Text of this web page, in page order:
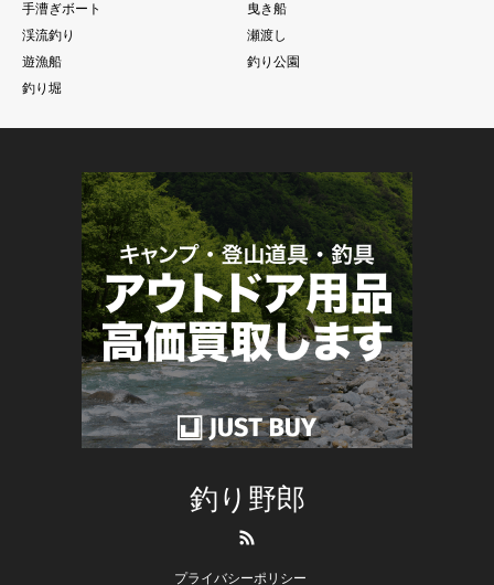
手漕ぎボート
曳き船
渓流釣り
瀬渡し
遊漁船
釣り公園
釣り堀
釣り野郎
プライバシーポリシー